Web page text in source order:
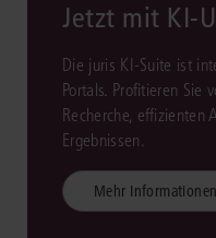
Jetzt mit KI-
Die juris KI-Suite ist
Portals. Profitieren Sie
Recherche, effizienten
Ergebnissen.
Mehr Informationen